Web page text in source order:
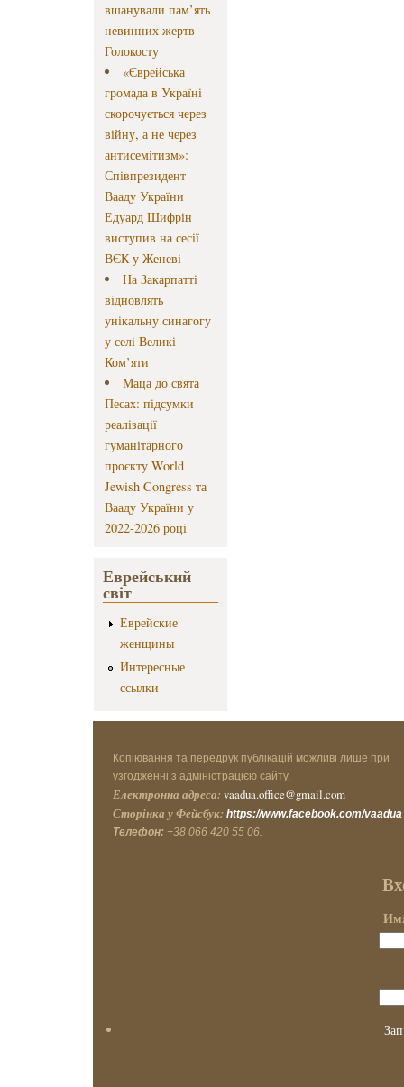
вшанували пам’ять
невинних жертв
Голокосту
«Єврейська
громада в Україні
скорочується через
війну, а не через
антисемітизм»:
Співпрезидент
Вааду України
Едуард Шифрін
виступив на сесії
ВЄК у Женеві
На Закарпатті
відновлять
унікальну синагогу
у селі Великі
Ком’яти
Маца до свята
Песах: підсумки
реалізації
гуманітарного
проєкту World
Jewish Congress та
Вааду України у
2022-2026 році
Еврейський
світ
Еврейские
женщины
Интересные
ссылки
Копіювання та передрук публікацій можливі лише при
узгодженні з адміністрацією сайту.
Електронна адреса: vaadua.office@gmail.com
Сторінка у Фейсбук: https://www.facebook.com/vaadua
Телефон: +38 066 420 55 06.